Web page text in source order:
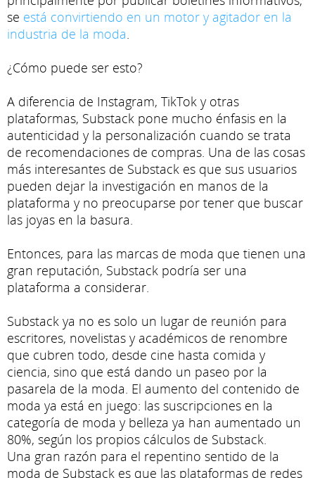
se está convirtiendo en un motor y agitador en la
industria de la moda.
¿Cómo puede ser esto?
A diferencia de Instagram, TikTok y otras
plataformas, Substack pone mucho énfasis en la
autenticidad y la personalización cuando se trata
de recomendaciones de compras. Una de las cosas
más interesantes de Substack es que sus usuarios
pueden dejar la investigación en manos de la
plataforma y no preocuparse por tener que buscar
las joyas en la basura.
Entonces, para las marcas de moda que tienen una
gran reputación, Substack podría ser una
plataforma a considerar.
Substack ya no es solo un lugar de reunión para
escritores, novelistas y académicos de renombre
que cubren todo, desde cine hasta comida y
ciencia, sino que está dando un paseo por la
pasarela de la moda. El aumento del contenido de
moda ya está en juego: las suscripciones en la
categoría de moda y belleza ya han aumentado un
80%, según los propios cálculos de Substack.
Una gran razón para el repentino sentido de la
moda de Substack es que las plataformas de redes